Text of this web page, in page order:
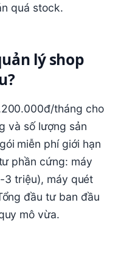
quá stock.
lý shop
tháng cho
và số lượng sản
miễn phí giới hạn
phần cứng: máy
3 triệu), máy quét
đầu tư ban đầu
mô vừa.